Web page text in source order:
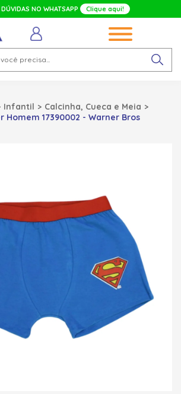
NO WHATSAPP Clique aqui!
Infantil
Calcinha, Cueca e Meia
Homem 17390002 - Warner Bros